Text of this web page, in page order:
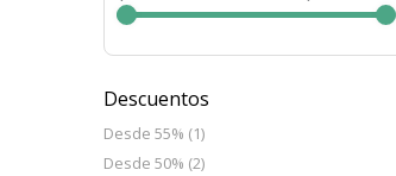
Descuentos
Desde 55% (1)
Desde 50% (2)